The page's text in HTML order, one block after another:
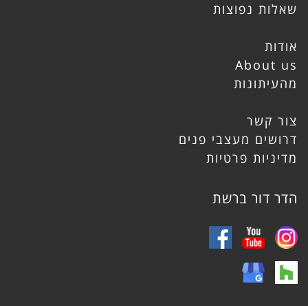
שאלות נפוצות
אודות
About us
מהעיתונות
צור קשר
דרושים מעצבי פנים
מדיניות פרטיות
הדר דור ברשת